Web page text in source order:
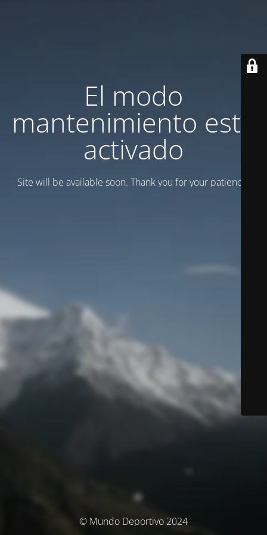
El modo
mantenimiento está
activado
Site will be available soon. Thank you for your patience!
© Mundo Deportivo 2024